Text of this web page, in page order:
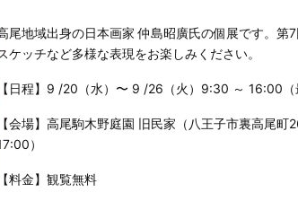
尾地域出身の日本画家 仲島昭廣氏の個展です。
ケッチなど多様な表現をお楽しみください。
日程】9 /20（水）〜 9 /26（火）9:30 ～ 16:00（
会場】高尾駒木野庭園 旧民家（八王子市裏高尾
）
料金】観覧無料